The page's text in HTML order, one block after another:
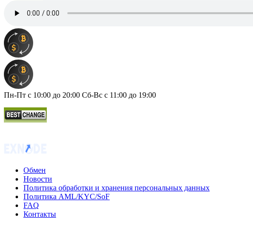
Пн-Пт с 10:00 до 20:00 Сб-Вс с 11:00 до 19:00
Обмен
Новости
Политика обработки и хранения персональных данных
Политика AML/KYC/SoF
FAQ
Контакты